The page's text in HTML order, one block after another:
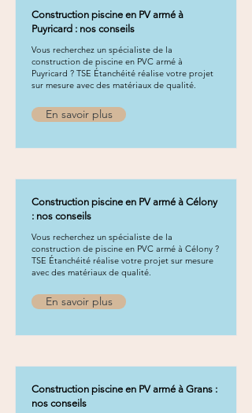
Construction piscine en PV armé à
Puyricard : nos conseils
Vous recherchez un spécialiste de la
construction de piscine en PVC armé à
Puyricard ? TSE Étanchéité réalise votre projet
sur mesure avec des matériaux de qualité.
En savoir plus
Construction piscine en PV armé à Célony
: nos conseils
Vous recherchez un spécialiste de la
construction de piscine en PVC armé à Célony ?
TSE Étanchéité réalise votre projet sur mesure
avec des matériaux de qualité.
En savoir plus
Construction piscine en PV armé à Grans :
nos conseils